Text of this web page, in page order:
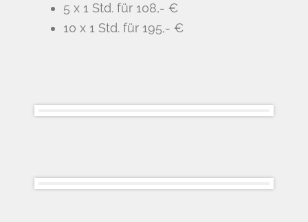
5 x 1 Std. für 108,- €
10 x 1 Std. für 195,- €